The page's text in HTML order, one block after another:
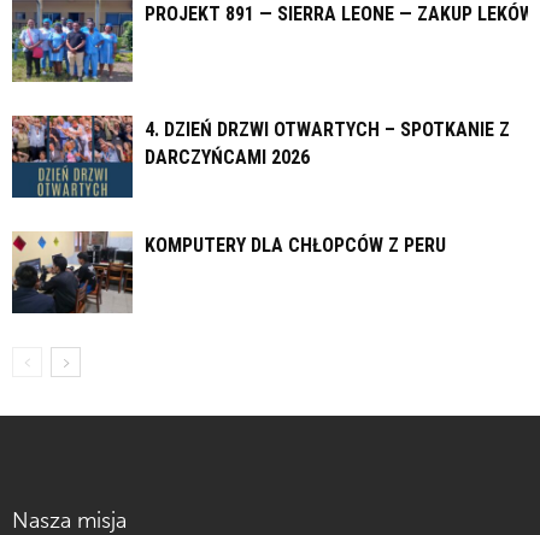
PROJEKT 891 — SIERRA LEONE — ZAKUP LEKÓW
4. DZIEŃ DRZWI OTWARTYCH – SPOTKANIE Z
DARCZYŃCAMI 2026
KOMPUTERY DLA CHŁOPCÓW Z PERU
Nasza misja